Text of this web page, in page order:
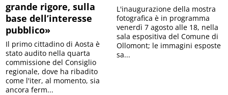
grande rigore, sulla
base dell’interesse
pubblico»
Il primo cittadino di Aosta è
stato audito nella quarta
commissione del Consiglio
regionale, dove ha ribadito
come l'iter, al momento, sia
ancora ferm...
L'inaugurazione della mostra
fotografica è in programma
venerdì 7 agosto alle 18, nella
sala espositiva del Comune di
Ollomont; le immagini esposte
sa...